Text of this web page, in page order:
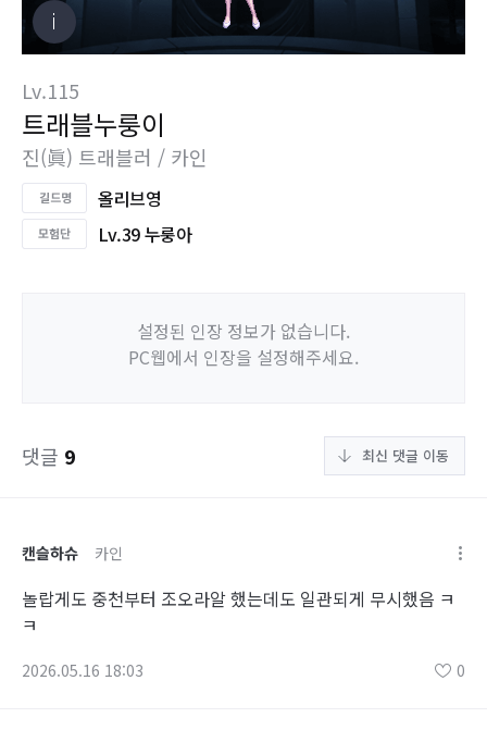
Lv.115
트래블누룽이
진(眞) 트래블러 / 카인
올리브영
Lv.39 누룽아
설정된 인장 정보가 없습니다.
PC웹에서 인장을 설정해주세요.
댓글 9 최신 댓글 이동
캔슬하슈 카인
놀랍게도 중천부터 조오라알 했는데도 일관되게 무시했음 ㅋ
ㅋ
2026.05.16 18:03 0